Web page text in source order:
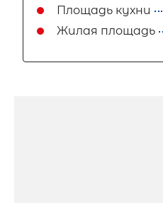
Площадь кухни
Жилая площадь